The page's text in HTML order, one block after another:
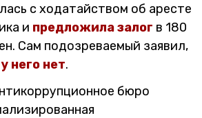
с ходатайством об аресте
и предложила залог в 180
Сам подозреваемый заявил,
у него нет.
бюро